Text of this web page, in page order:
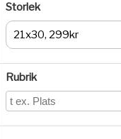
Storlek
21x30, 299kr
Rubrik